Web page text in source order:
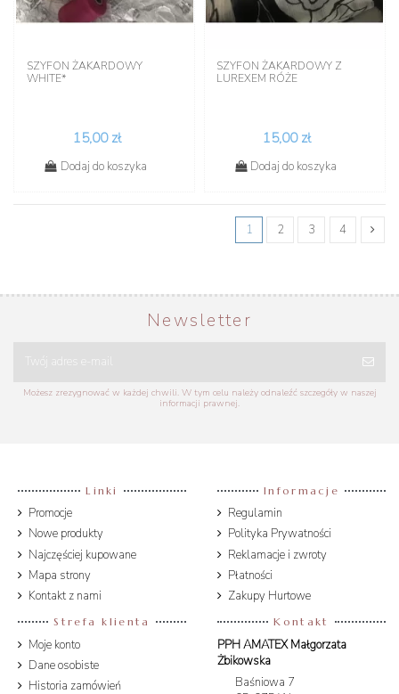
SZYFON ŻAKARDOWY
WHITE*
15,00 zł
Dodaj do koszyka
SZYFON ŻAKARDOWY Z
LUREXEM RÓŻE
15,00 zł
Dodaj do koszyka
1 2 3 4
Newsletter
Możesz zrezygnować w każdej chwili. W tym celu należy odnaleźć szczegóły w naszej
informacji prawnej.
Linki
Promocje
Nowe produkty
Najczęściej kupowane
Mapa strony
Kontakt z nami
Informacje
Regulamin
Polityka Prywatności
Reklamacje i zwroty
Płatności
Zakupy Hurtowe
Strefa klienta
Moje konto
Dane osobiste
Historia zamówień
Kontakt
PPH AMATEX Małgorzata
Żbikowska
Baśniowa 7